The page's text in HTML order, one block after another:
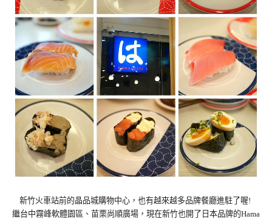
新竹火車站前的晶品城購物中心，也有越來越多品牌餐廳進駐了喔!
繼台中霧峰軟體園區、苗栗尚順廣場，現在新竹也開了日本品牌的Hama